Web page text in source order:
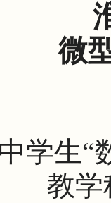
微
学生“
教学